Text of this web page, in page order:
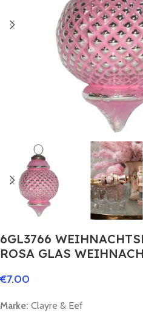
6GL3766
ROSA GLAS
€7.00
Marke: Clayre & Eef